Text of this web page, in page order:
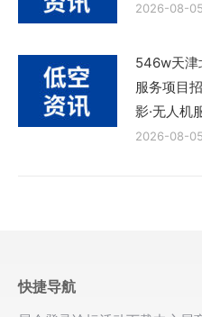
2026-08-05
546w天津
服务项目
影·无人机
2026-08-05
快捷导航